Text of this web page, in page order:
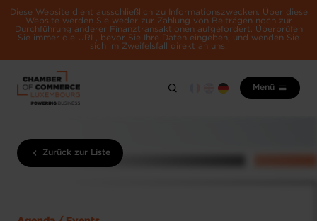
Diese Website dient ausschließlich zu Informationszwecken. Über diese
Website werden Sie weder zur Zahlung von Beiträgen noch zur
Durchführung anderer Finanztransaktionen aufgefordert. Überprüfen
Sie immer die URL, bevor Sie Ihre Daten eingeben, und wenden Sie
sich im Zweifelsfall direkt an uns.
Menü
Zurück zur Liste